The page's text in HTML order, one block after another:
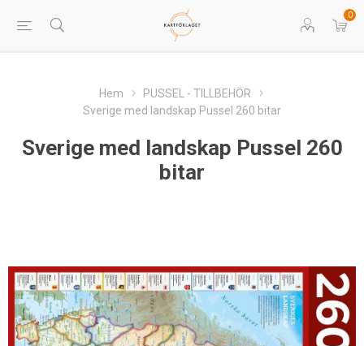
0
Hem
PUSSEL - TILLBEHÖR
Sverige med landskap Pussel 260 bitar
Sverige med landskap Pussel 260
bitar